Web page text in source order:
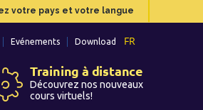
votre pays et votre langue
FR
Evénements Download
Training à distance
Découvrez nos nouveaux
cours virtuels!
votre pays et votre langue
FR
Evénements Download
Training à distance
Découvrez nos nouveaux
cours virtuels!